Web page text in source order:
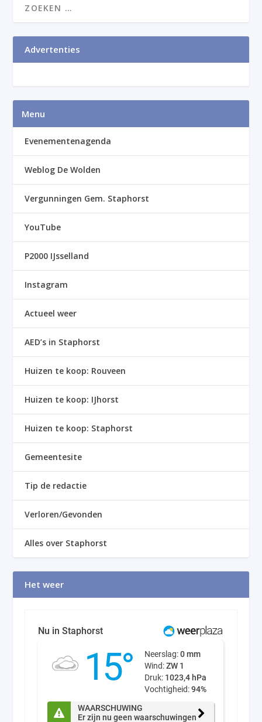
Advertenties
Menu
Evenementenagenda
Weblog De Wolden
Vergunningen Gem. Staphorst
YouTube
P2000 IJsselland
Instagram
Actueel weer
AED’s in Staphorst
Huizen te koop: Rouveen
Huizen te koop: IJhorst
Huizen te koop: Staphorst
Gemeentesite
Tip de redactie
Verloren/Gevonden
Alles over Staphorst
Het weer